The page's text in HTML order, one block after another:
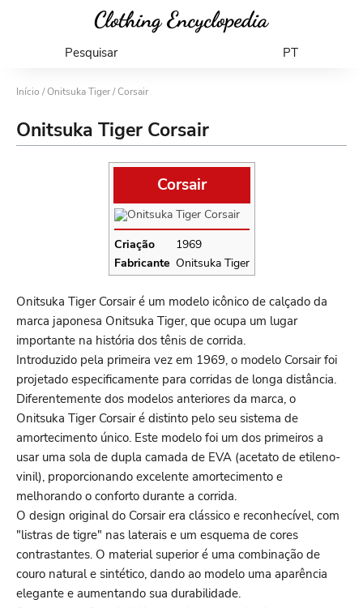
Pesquisar PT
Início /Onitsuka Tiger/ Corsair
Onitsuka Tiger Corsair
Corsair
Criação
1969
Fabricante Onitsuka Tiger
Onitsuka Tiger Corsair é um modelo icônico de calçado da
marca japonesa Onitsuka Tiger, que ocupa um lugar
importante na história dos tênis de corrida.
Introduzido pela primeira vez em 1969, o modelo Corsair foi
projetado especificamente para corridas de longa distância.
Diferentemente dos modelos anteriores da marca, o
Onitsuka Tiger Corsair é distinto pelo seu sistema de
amortecimento único. Este modelo foi um dos primeiros a
usar uma sola de dupla camada de EVA (acetato de etileno-
vinil), proporcionando excelente amortecimento e
melhorando o conforto durante a corrida.
O design original do Corsair era clássico e reconhecível, com
"listras de tigre" nas laterais e um esquema de cores
contrastantes. O material superior é uma combinação de
couro natural e sintético, dando ao modelo uma aparência
elegante e aumentando sua durabilidade.